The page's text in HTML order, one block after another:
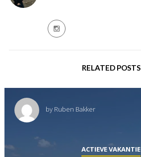
RELATED POSTS
by Ruben Bakker
ACTIEVE VAKANTIE